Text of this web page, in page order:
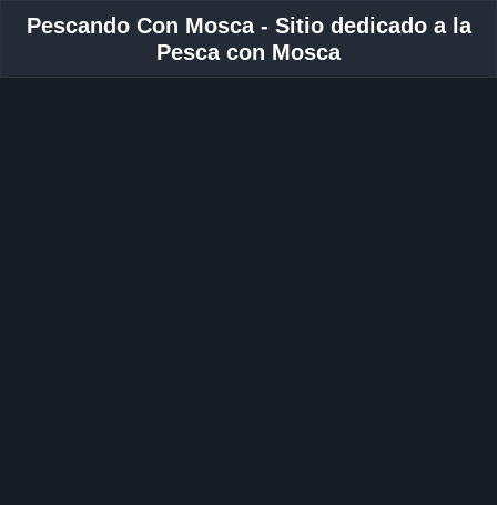
Pescando Con Mosca - Sitio dedicado a la
Pesca con Mosca